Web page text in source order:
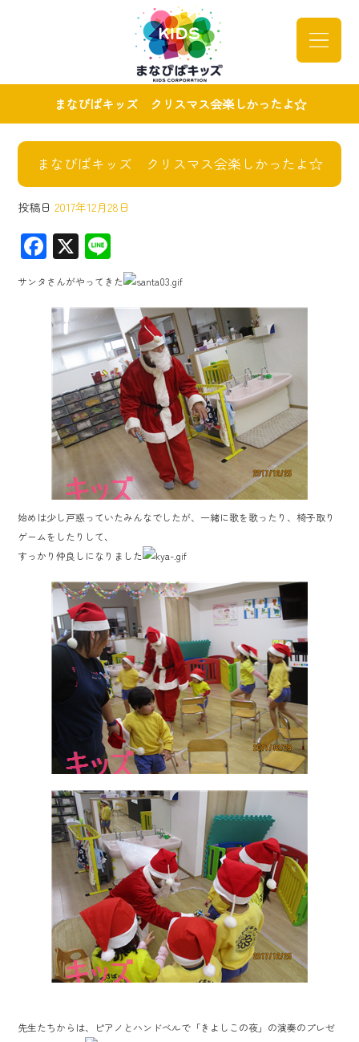
まなびばキッズ クリスマス会楽しかったよ☆
まなびばキッズ クリスマス会楽しかったよ☆
投稿日 2017年12月28日
F
ac
e
b
o
ok
X
ne
サンタさんがやってきた
始めは少し戸惑っていたみんなでしたが、一緒に歌を歌ったり、椅子取り
ゲームをしたりして、
すっかり仲良しになりました
先生たちからは、ピアノとハンドベルで「きよしこの夜」の演奏のプレゼ